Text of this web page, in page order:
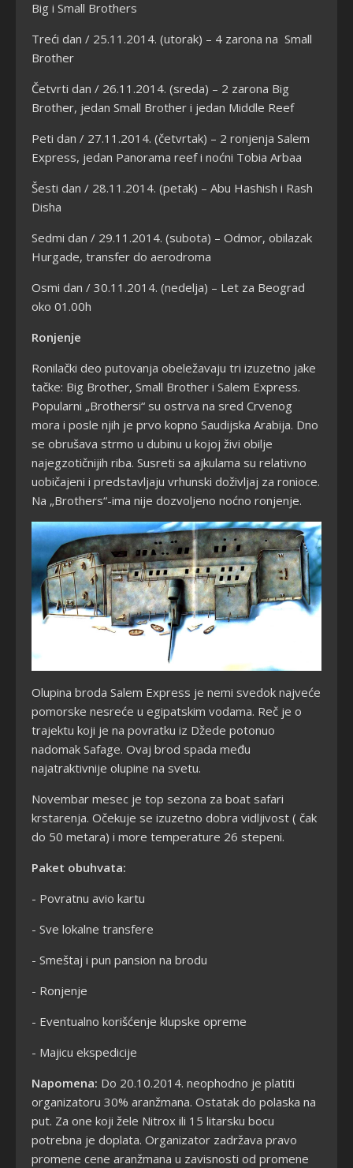
Big i Small Brothers
Treći dan / 25.11.2014. (utorak) – 4 zarona na Small
Brother
Četvrti dan / 26.11.2014. (sreda) – 2 zarona Big
Brother, jedan Small Brother i jedan Middle Reef
Peti dan / 27.11.2014. (četvrtak) – 2 ronjenja Salem
Express, jedan Panorama reef i noćni Tobia Arbaa
Šesti dan / 28.11.2014. (petak) – Abu Hashish i Rash
Disha
Sedmi dan / 29.11.2014. (subota) – Odmor, obilazak
Hurgade, transfer do aerodroma
Osmi dan / 30.11.2014. (nedelja) – Let za Beograd
oko 01.00h
Ronjenje
Ronilački deo putovanja obeležavaju tri izuzetno jake
tačke: Big Brother, Small Brother i Salem Express.
Popularni „Brothersi“ su ostrva na sred Crvenog
mora i posle njih je prvo kopno Saudijska Arabija. Dno
se obrušava strmo u dubinu u kojoj živi obilje
najegzotičnijih riba. Susreti sa ajkulama su relativno
uobičajeni i predstavljaju vrhunski doživljaj za ronioce.
Na „Brothers“-ima nije dozvoljeno noćno ronjenje.
Olupina broda Salem Express je nemi svedok najveće
pomorske nesreće u egipatskim vodama. Reč je o
trajektu koji je na povratku iz Džede potonuo
nadomak Safage. Ovaj brod spada među
najatraktivnije olupine na svetu.
Novembar mesec je top sezona za boat safari
krstarenja. Očekuje se izuzetno dobra vidljivost ( čak
do 50 metara) i more temperature 26 stepeni.
Paket obuhvata:
- Povratnu avio kartu
- Sve lokalne transfere
- Smeštaj i pun pansion na brodu
- Ronjenje
- Eventualno korišćenje klupske opreme
- Majicu ekspedicije
Napomena: Do 20.10.2014. neophodno je platiti
organizatoru 30% aranžmana. Ostatak do polaska na
put. Za one koji žele Nitrox ili 15 litarsku bocu
potrebna je doplata. Organizator zadržava pravo
promene cene aranžmana u zavisnosti od promene